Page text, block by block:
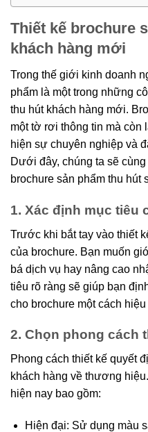
Thiết kế brochure
khách hàng mới
Trong thế giới kinh doanh
phẩm là một trong những
thu hút khách hàng mới.
một tờ rơi thông tin mà còn
hiện sự chuyên nghiệp và
Dưới đây, chúng ta sẽ
brochure sản phẩm thu hút
1. Xác định mục tiêu
Trước khi bắt tay vào thiết
của brochure. Bạn muốn
bá dịch vụ hay nâng cao
tiêu rõ ràng sẽ giúp bạn
cho brochure một cách hiệu
2. Chọn phong cách
Phong cách thiết kế quyết
khách hàng về thương
hiện nay bao gồm:
Hiện đại: Sử dụng màu